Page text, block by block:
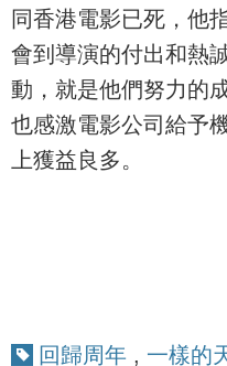
同香港電影已死，他
會到導演的付出和熱
動，就是他們努力的
也感激電影公司給予
上獲益良多。
回歸周年 , 一樣的